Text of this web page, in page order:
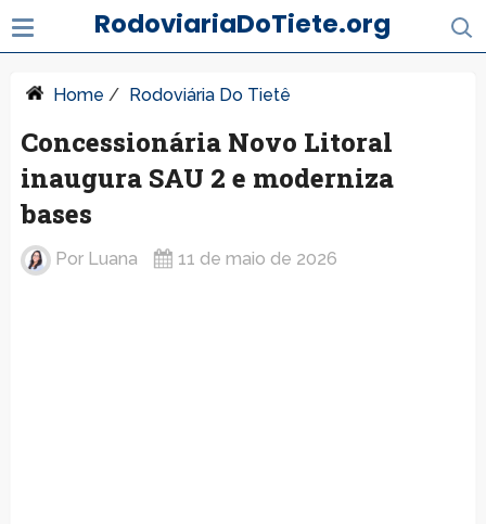
RodoviariaDoTiete.org
Home / Rodoviária Do Tietê
Concessionária Novo Litoral
inaugura SAU 2 e moderniza
bases
Por Luana 11 de maio de 2026